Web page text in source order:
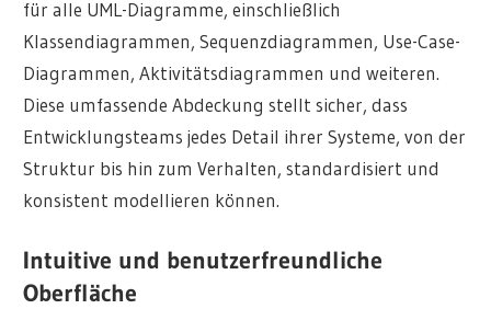
für alle UML-Diagramme, einschließlich
Klassendiagrammen, Sequenzdiagrammen, Use-Case-
Diagrammen, Aktivitätsdiagrammen und weiteren.
Diese umfassende Abdeckung stellt sicher, dass
Entwicklungsteams jedes Detail ihrer Systeme, von der
Struktur bis hin zum Verhalten, standardisiert und
konsistent modellieren können.
Intuitive und benutzerfreundliche
Oberfläche